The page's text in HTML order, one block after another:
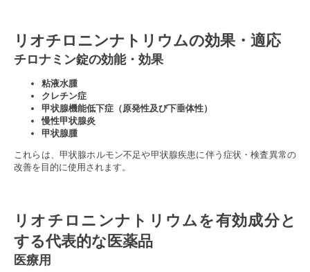
リオチロニンナトリウムの効果・適応
チロナミン錠の効能・効果
粘液水腫
クレチン症
甲状腺機能低下症（原発性及び下垂体性）
慢性甲状腺炎
甲状腺腫
これらは、甲状腺ホルモン不足や甲状腺疾患に伴う症状・検査異常の
改善を目的に使用されます。
リオチロニンナトリウムを有効成分と
する代表的な医薬品
医療用